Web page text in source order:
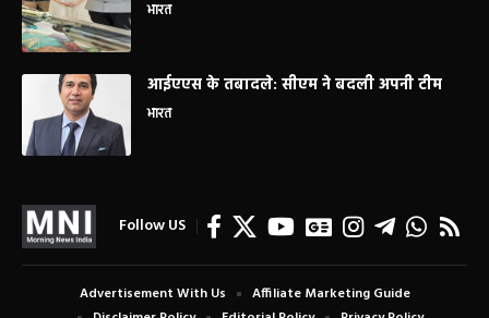
भारत
आईएएस के तबादले: सीएम ने बदली अपनी टीम
भारत
Follow US
Advertisement With Us
Affiliate Marketing Guide